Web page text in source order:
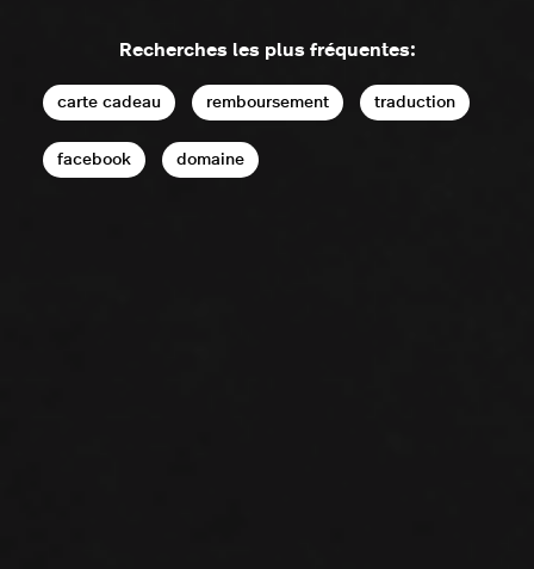
Recherches les plus fréquentes:
carte cadeau remboursement traduction
facebook domaine